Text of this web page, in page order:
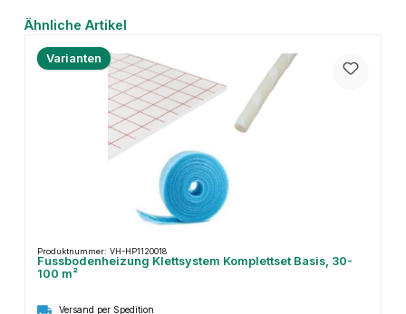
Produktgalerie überspringen
Ähnliche Artikel
Varianten
Produktnummer: VH-HP1120018
Fussbodenheizung Klettsystem Komplettset Basis, 30-
100 m²
Versand per Spedition